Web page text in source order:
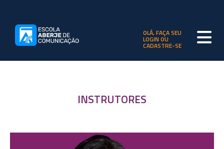
OLÁ, FAÇA SEU
LOGIN OU
CADASTRE-SE
INSTRUTORES